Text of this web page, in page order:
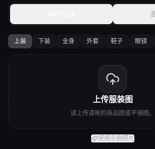
上装 下装 全身 外套 鞋子 眼镜
上传服装图
请上传清晰的商品图或平铺图。
使用示例照片